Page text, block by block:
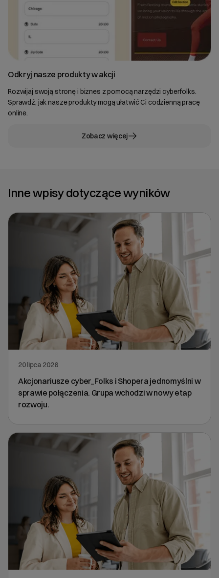
Odkryj nasze produkty w akcji
Rozwijaj swoją stronę i biznes z pomocą narzędzi cyberfolks.
Sprawdź, jak nasze produkty mogą ułatwić Ci codzienną pracę
online.
Zobacz więcej
Inne wpisy dotyczące wyników
20 lipca 2026
Akcjonariusze cyber_Folks i Shopera jednomyślni w
sprawie połączenia. Grupa wchodzi w nowy etap
rozwoju.